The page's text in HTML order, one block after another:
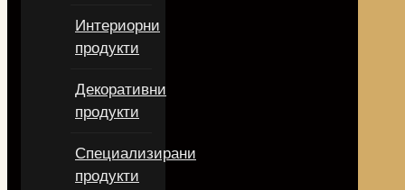
Интериорни
продукти
Декоративни
продукти
Специализирани
продукти